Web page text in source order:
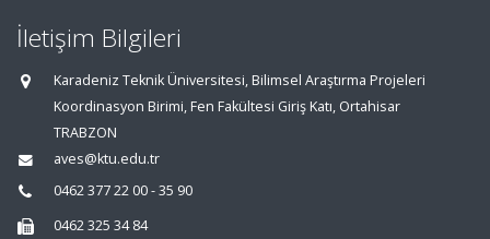
İletişim Bilgileri
Karadeniz Teknik Üniversitesi, Bilimsel Araştırma Projeleri
Koordinasyon Birimi, Fen Fakültesi Giriş Katı, Ortahisar
TRABZON
aves@ktu.edu.tr
0462 377 22 00 - 35 90
0462 325 34 84